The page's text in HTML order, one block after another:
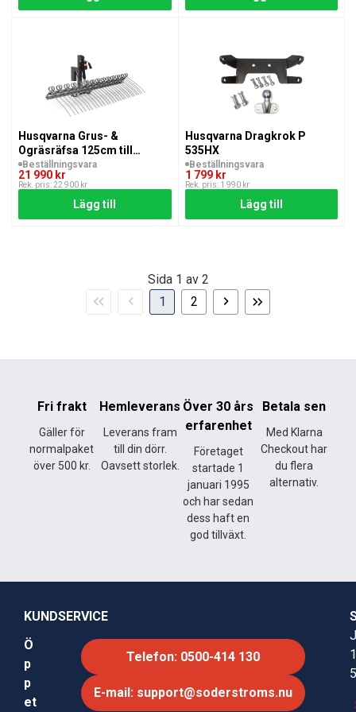
Husqvarna Grus- &
Ogräsräfsa 125cm till
P524X-serien
Beställningsvara
21 990 kr
Rek. pris: 22 900 kr
Lägg till
Husqvarna Dragkrok P
535HX
Beställningsvara
1 799 kr
Rek. pris: 1 990 kr
Lägg till
Sida 1 av 2
Föregående
1 2
Nästa
sida
Sista
sidan
Fri frakt
Gäller för
normalpaket
över 500 kr.
Hemleverans
Leverans fram
till din dörr.
Oavsett storlek.
Över 30 års
erfarenhet
Företaget
startade 1
januari 1995
och har sedan
dess haft en
god tillväxt.
Betala sen
Med Klarna
Checkout har
du flera
alternativ.
KUNDSERVICE
Ö
p
p
et
Telefon: 0500-414 130
E-mail: support@soderstroms.nu